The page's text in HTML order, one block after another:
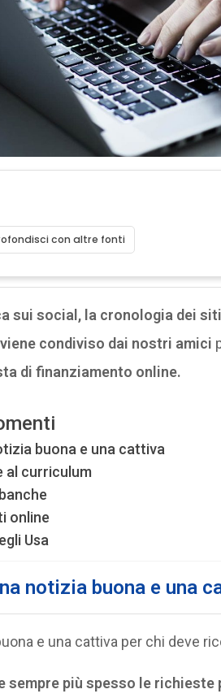
con altre fonti
sui social, la cronologia dei
condiviso dai nostri amici
di finanziamento online.
buona e una cattiva
al curriculum
online
Usa
notizia buona e una
e una cattiva per chi deve
sempre più spesso le